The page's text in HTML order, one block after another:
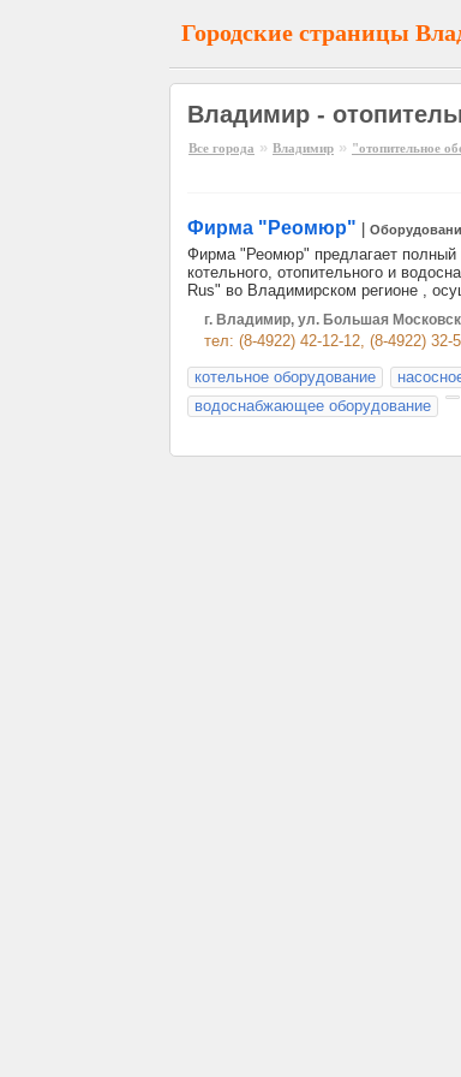
Городские страницы
Владимир -
Все города » Владимир » "отопительное
Фирма "Реомюр"
Фирма "Реомюр" предлагает полный
котельного, отопительного и
Rus" во Владимирском регионе ,
г. Владимир, ул. Большая
тел: (8-4922) 42-12-12, (8-4922) 32-
котельное оборудование
водоснабжающее оборудование